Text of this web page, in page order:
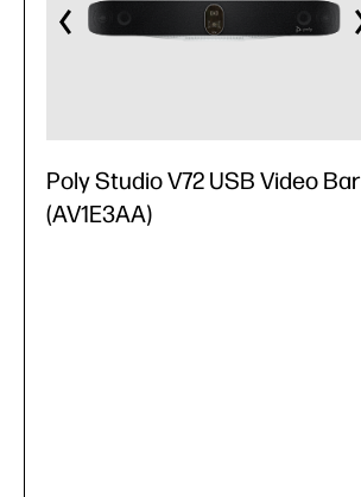
Poly Studio V72 USB Video Bar
(AV1E3AA)